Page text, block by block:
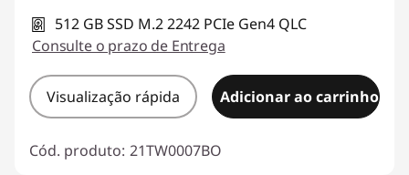
512 GB SSD M.2 2242 PCIe Gen4 QLC
Consulte o prazo de Entrega
Visualização rápida Adicionar ao carrinho
Cód. produto: 21TW0007BO